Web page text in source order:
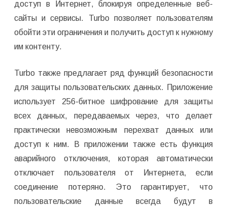
доступ в Интернет, блокируя определенные веб-
сайты и сервисы. Turbo позволяет пользователям
обойти эти ограничения и получить доступ к нужному
им контенту.
Turbo также предлагает ряд функций безопасности
для защиты пользовательских данных. Приложение
использует 256-битное шифрование для защиты
всех данных, передаваемых через, что делает
практически невозможным перехват данных или
доступ к ним. В приложении также есть функция
аварийного отключения, которая автоматически
отключает пользователя от Интернета, если
соединение потеряно. Это гарантирует, что
пользовательские данные всегда будут в